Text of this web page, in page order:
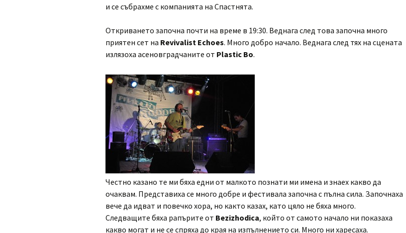
и се събрахме с компанията на Спастнята.
Откриването започна почти на време в 19:30. Веднага след това започна много
приятен сет на Revivalist Echoes. Много добро начало. Веднага след тях на сцената
излязоха асеновградчаните от Plastic Bo.
Честно казано те ми бяха едни от малкото познати ми имена и знаех какво да
очаквам. Представиха се много добре и фестивала започна с пълна сила. Започнаха
вече да идват и повечко хора, но както казах, като цяло не бяха много.
Следващите бяха рапърите от Bezizhodica, който от самото начало ни показаха
какво могат и не се спряха до края на изпълнението си. Много ни харесаха.